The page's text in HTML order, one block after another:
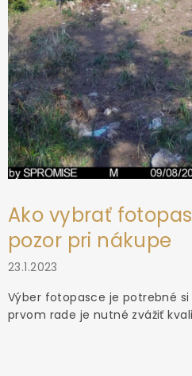
Ako vybrať
pozor pri nákupe
23.1.2023
Výber fotopasce je potrebné
prvom rade je nutné zvážiť